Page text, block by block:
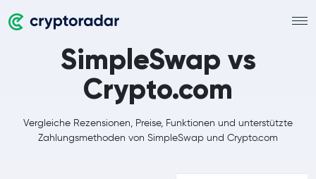
SimpleSwap vs
Crypto.com
Vergleiche Rezensionen, Preise, Funktionen und unterstützte
Zahlungsmethoden von SimpleSwap und Crypto.com